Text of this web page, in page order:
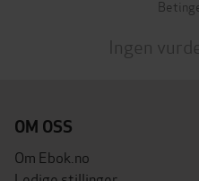
Ingen
OM OSS
Om Ebok.no